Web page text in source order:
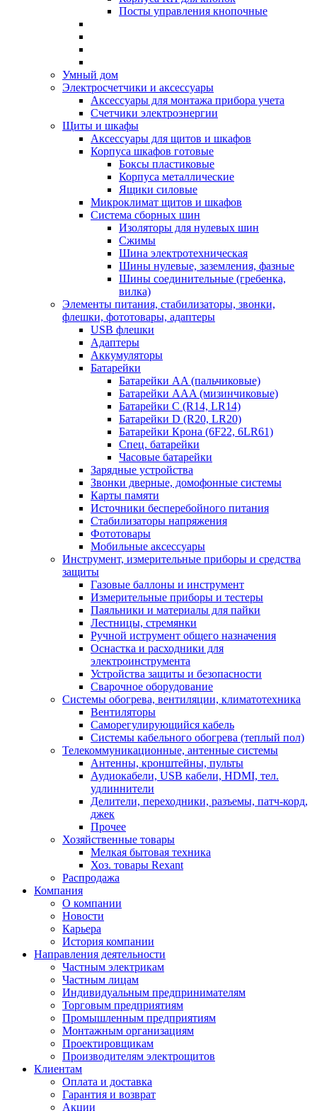
Посты управления кнопочные
Умный дом
Электросчетчики и аксессуары
Аксессуары для монтажа прибора учета
Счетчики электроэнергии
Щиты и шкафы
Аксессуары для щитов и шкафов
Корпуса шкафов готовые
Боксы пластиковые
Корпуса металлические
Ящики силовые
Микроклимат щитов и шкафов
Система сборных шин
Изоляторы для нулевых шин
Сжимы
Шина электротехническая
Шины нулевые, заземления, фазные
Шины соединительные (гребенка,
вилка)
Элементы питания, стабилизаторы, звонки,
флешки, фототовары, адаптеры
USB флешки
Адаптеры
Аккумуляторы
Батарейки
Батарейки AA (пальчиковые)
Батарейки AAA (мизинчиковые)
Батарейки C (R14, LR14)
Батарейки D (R20, LR20)
Батарейки Крона (6F22, 6LR61)
Спец. батарейки
Часовые батарейки
Зарядные устройства
Звонки дверные, домофонные системы
Карты памяти
Источники бесперебойного питания
Стабилизаторы напряжения
Фототовары
Мобильные аксессуары
Инструмент, измерительные приборы и средства
защиты
Газовые баллоны и инструмент
Измерительные приборы и тестеры
Паяльники и материалы для пайки
Лестницы, стремянки
Ручной иструмент общего назначения
Оснастка и расходники для
электроинструмента
Устройства защиты и безопасности
Сварочное оборудование
Системы обогрева, вентиляции, климатотехника
Вентиляторы
Саморегулирующийся кабель
Системы кабельного обогрева (теплый пол)
Телекоммуникационные, антенные системы
Антенны, кронштейны, пульты
Аудиокабели, USB кабели, HDMI, тел.
удлиннители
Делители, переходники, разъемы, патч-корд,
джек
Прочее
Хозяйственные товары
Мелкая бытовая техника
Хоз. товары Rexant
Распродажа
Компания
О компании
Новости
Карьера
История компании
Направления деятельности
Частным электрикам
Частным лицам
Индивидуальным предпринимателям
Торговым предприятиям
Промышленным предприятиям
Монтажным организациям
Проектировщикам
Производителям электрощитов
Клиентам
Оплата и доставка
Гарантия и возврат
Акции